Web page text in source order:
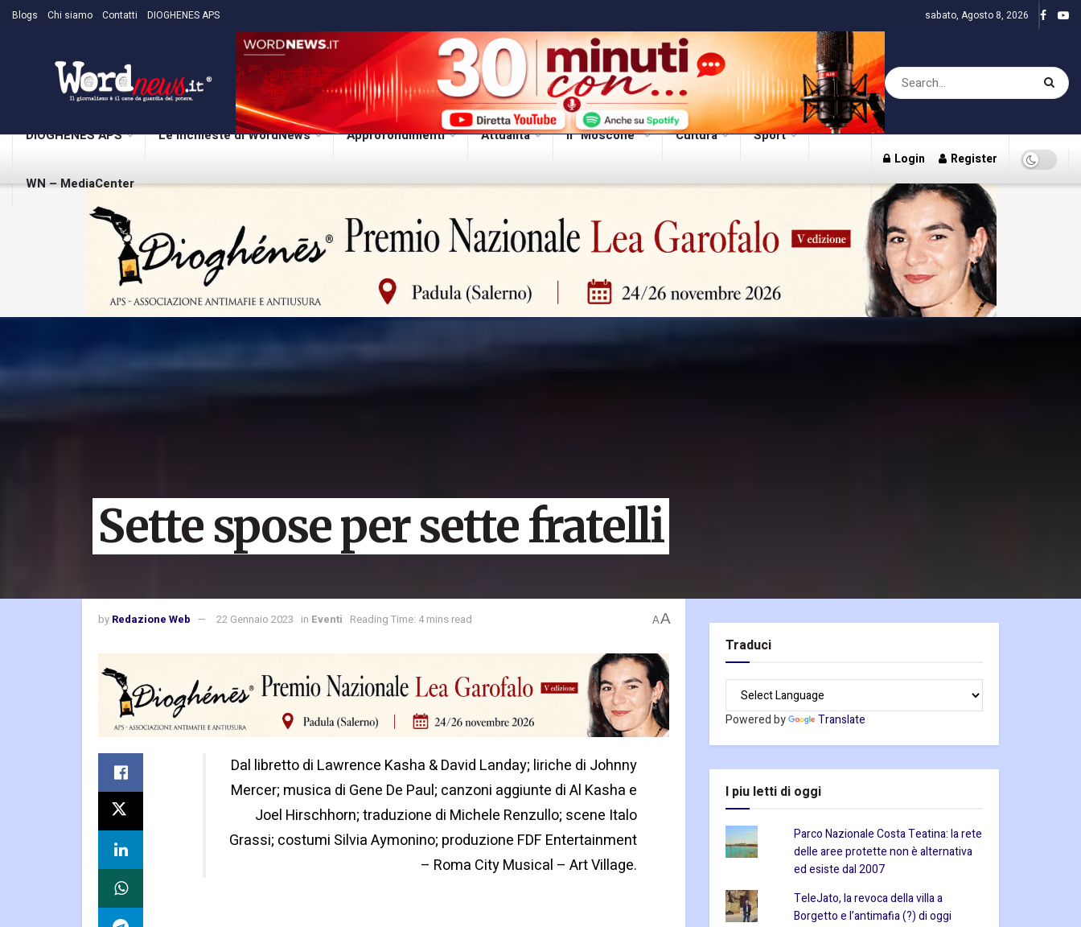
Blogs Chi siamo Contatti DIOGHENES APS sabato, Agosto 8, 2026
DIOGHENES APS Le inchieste di WordNews Approfondimenti Attualità Il “Moscone” Cultura Sport
WN – MediaCenter
Login Register
Sette spose per sette fratelli
by Redazione Web 22 Gennaio 2023 in Eventi Reading Time: 4 mins read AA
Dal libretto di Lawrence Kasha & David Landay; liriche di Johnny
Mercer; musica di Gene De Paul; canzoni aggiunte di Al Kasha e
Joel Hirschhorn; traduzione di Michele Renzullo; scene Italo
Grassi; costumi Silvia Aymonino; produzione FDF Entertainment
– Roma City Musical – Art Village.
Traduci
Powered by Translate
I piu letti di oggi
Parco Nazionale Costa Teatina: la rete
delle aree protette non è alternativa
ed esiste dal 2007
TeleJato, la revoca della villa a
Borgetto e l’antimafia (?) di oggi